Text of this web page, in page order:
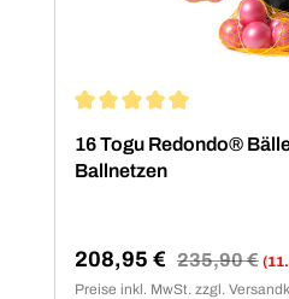
16 Togu Redondo®
Ballnetzen
Verkaufspreis:
208,95 € Regulärer Preis:
235,90 €
Preise inkl. MwSt. zzgl.